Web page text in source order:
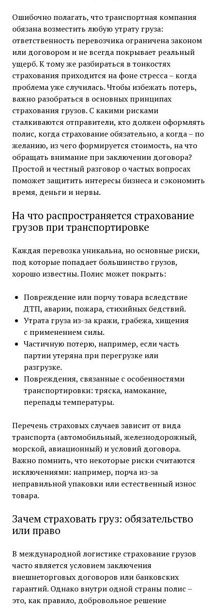
Ошибочно полагать, что транспортная компания
обязана возместить любую утрату груза:
ответственность перевозчика ограничена законом
или договором и не всегда покрывает реальный
ущерб. К тому же разбираться в тонкостях
страхования приходится на фоне стресса – когда
проблема уже случилась. Чтобы избежать потерь,
важно разобраться в основных принципах
страхования грузов. С какими рисками
сталкиваются отправители, кто должен оформлять
полис, когда страхование обязательно, а когда – по
желанию, из чего формируется стоимость, на что
обращать внимание при заключении договора?
Простой и честный разговор о частых вопросах
поможет защитить интересы бизнеса и сэкономить
время, деньги и нервы.
На что распространяется страхование
грузов при транспортировке
Каждая перевозка уникальна, но основные риски,
под которые попадает большинство грузов,
хорошо известны. Полис может покрыть:
Повреждение или порчу товара вследствие
ДТП, аварии, пожара, стихийных бедствий.
Утрата груза из-за кражи, грабежа, хищения
с применением силы.
Частичную потерю, например, если часть
партии утеряна при перегрузке или
разгрузке.
Повреждения, связанные с особенностями
транспортировки: тряска, намокание,
перепады температуры.
Перечень страховых случаев зависит от вида
транспорта (автомобильный, железнодорожный,
морской, авиационный) и условий договора.
Важно помнить, что некоторые риски считаются
исключениями: например, порча из-за
неправильной упаковки или естественный износ
товара.
Зачем страховать груз: обязательство
или право
В международной логистике страхование грузов
часто является условием заключения
внешнеторговых договоров или банковских
гарантий. Однако внутри одной страны полис –
это, как правило, добровольное решение